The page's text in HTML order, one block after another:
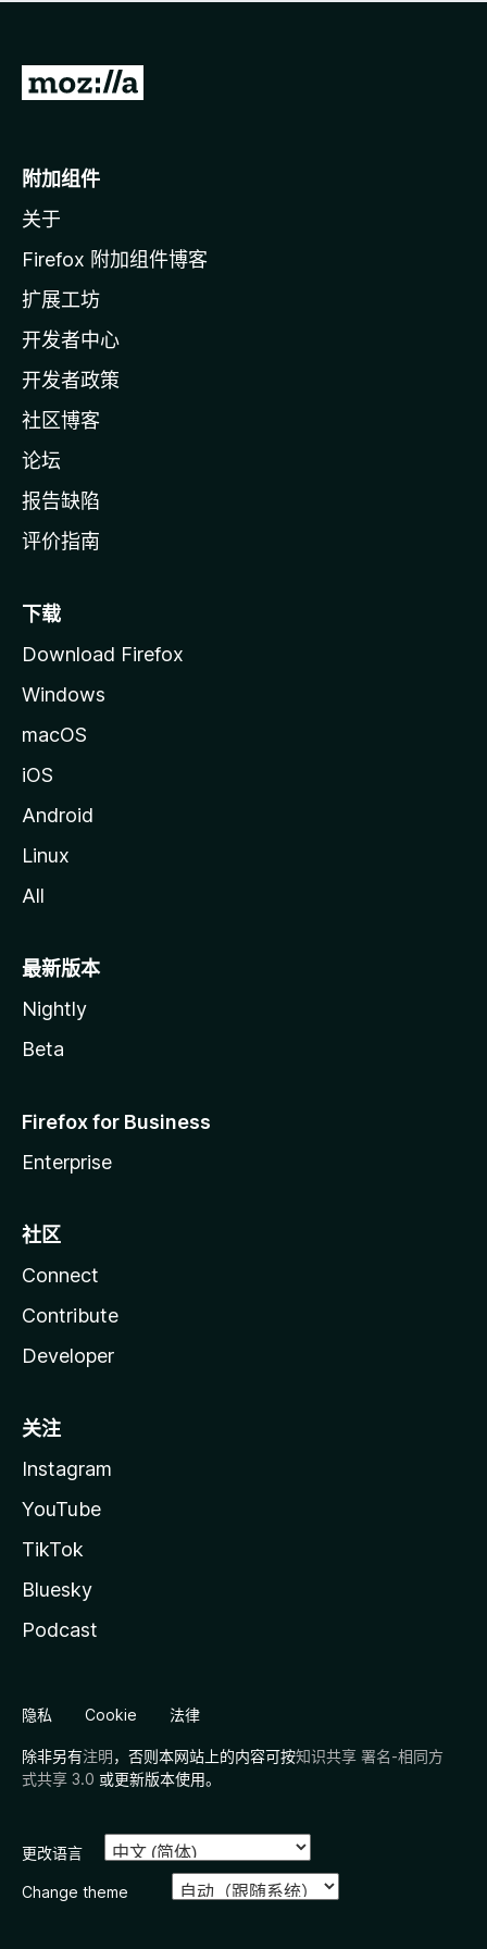
无
转
o
i
l
a
主
页
附加组件
关于
Firefox 附加组件博客
扩展工坊
开发者中心
开发者政策
社区博客
论坛
报告缺陷
评价指南
下载
Download Firefox
Windows
macOS
iOS
Android
Linux
All
最新版本
Nightly
Beta
Firefox for Business
Enterprise
社区
Connect
Contribute
Developer
关注
Instagram
YouTube
TikTok
Bluesky
Podcast
隐私 Cookie 法律
除非另有注明，否则本网站上的内容可按知识共享 署名-相同方
式共享 3.0 或更新版本使用。
更改语言
Change theme